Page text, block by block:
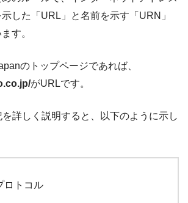
した「URL」と名前を示す「URN」
す。
のトップページであれば、
がURLです。
詳しく説明すると、以下のように示し
トコル